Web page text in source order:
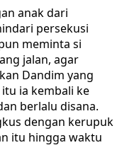
anak dari
persekusi
meminta si
jalan, agar
Dandim yang
ia kembali ke
berlalu disana.
dengan kerupuk
itu hingga waktu